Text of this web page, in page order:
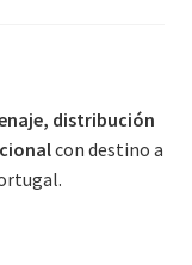
distribución
con destino a